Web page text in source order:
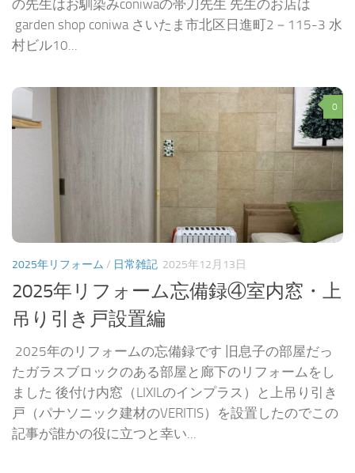
の先生はお馴染みconiwaの帯刀先生 先生のお店は
garden shop coniwa さいたま市北区日進町2－115-3 水
村ビル10...
0
2025年リフォーム / 日常雑記 2025年12月13日
2025年リフォーム忘備録④室内窓・上
吊り引き戸設置編
2025年のリフォームの忘備録です 旧息子の部屋だっ
たガラスブロックのある部屋と廊下のリフォームをし
ました 後付け内窓（LIXILのインプラス）と上吊り引き
戸（パナソニック建材のVERITIS）を設置したのでこの
記事が誰かの役に立つと幸い...